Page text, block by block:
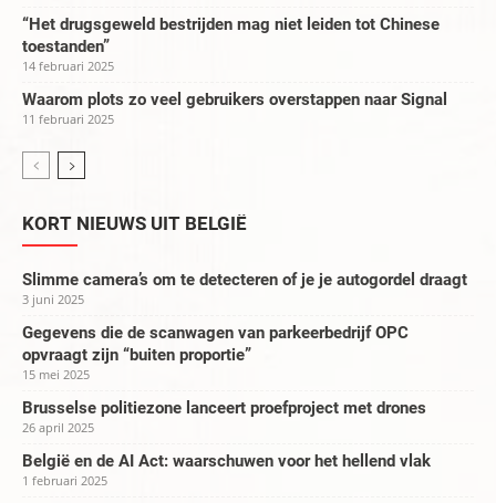
“Het drugsgeweld bestrijden mag niet leiden tot Chinese
toestanden”
14 februari 2025
Waarom plots zo veel gebruikers overstappen naar Signal
11 februari 2025
KORT NIEUWS UIT BELGIË
Slimme camera’s om te detecteren of je je autogordel draagt
3 juni 2025
Gegevens die de scanwagen van parkeerbedrijf OPC
opvraagt zijn “buiten proportie”
15 mei 2025
Brusselse politiezone lanceert proefproject met drones
26 april 2025
België en de AI Act: waarschuwen voor het hellend vlak
1 februari 2025